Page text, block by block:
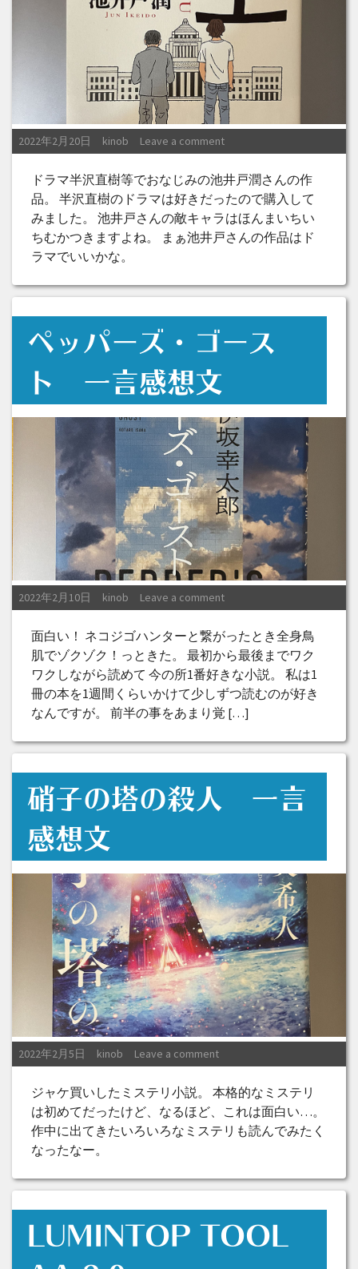
Posted on
2022年2月20日 Posted by
kinob Leave a comment
ドラマ半沢直樹等でおなじみの池井戸潤さんの作
品。 半沢直樹のドラマは好きだったので購入して
みました。 池井戸さんの敵キャラはほんまいちい
ちむかつきますよね。 まぁ池井戸さんの作品はド
ラマでいいかな。
ペッパーズ・ゴース
ト 一言感想文
Posted on
2022年2月10日 Posted by
kinob Leave a comment
面白い！ ネコジゴハンターと繋がったとき全身鳥
肌でゾクゾク！っときた。 最初から最後までワク
ワクしながら読めて 今の所1番好きな小説。 私は1
冊の本を1週間くらいかけて少しずつ読むのが好き
なんですが。 前半の事をあまり覚 […]
硝子の塔の殺人 一言
感想文
Posted on
2022年2月5日 Posted by
kinob Leave a comment
ジャケ買いしたミステリ小説。 本格的なミステリ
は初めてだったけど、なるほど、これは面白い…。
作中に出てきたいろいろなミステリも読んでみたく
なったなー。
LUMINTOP TOOL